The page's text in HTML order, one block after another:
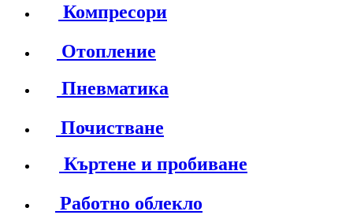
Компресори
Отопление
Пневматика
Почистване
Къртене и пробиване
Работно облекло